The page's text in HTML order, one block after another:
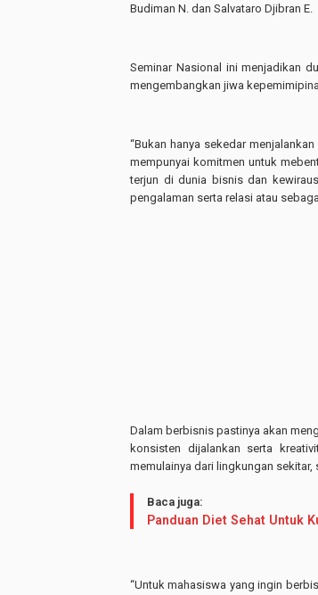
Budiman N. dan Salvataro Djibran E.
Seminar Nasional ini menjadikan
mengembangkan jiwa
“Bukan hanya sekedar
mempunyai komitmen untuk
terjun di dunia bisnis dan
pengalaman serta relasi atau
Dalam berbisnis pastinya akan
konsisten dijalankan serta
memulainya dari lingkungan sekitar,
Baca juga:
Panduan Diet Sehat Untuk
“Untuk mahasiswa yang ingin